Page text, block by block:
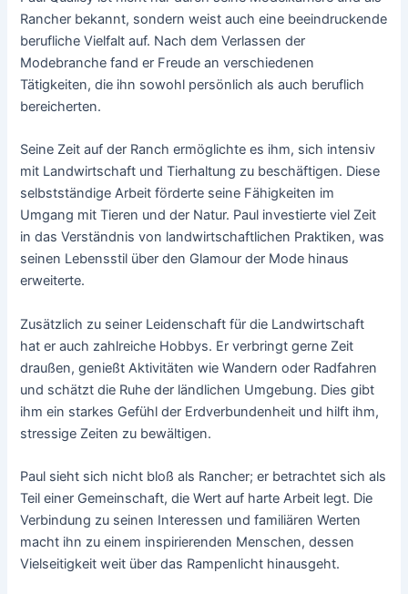
Rancher bekannt, sondern weist auch eine beeindruckende
berufliche Vielfalt auf. Nach dem Verlassen der
Modebranche fand er Freude an verschiedenen
Tätigkeiten, die ihn sowohl persönlich als auch beruflich
bereicherten.
Seine Zeit auf der Ranch ermöglichte es ihm, sich intensiv
mit Landwirtschaft und Tierhaltung zu beschäftigen. Diese
selbstständige Arbeit förderte seine Fähigkeiten im
Umgang mit Tieren und der Natur. Paul investierte viel Zeit
in das Verständnis von landwirtschaftlichen Praktiken, was
seinen Lebensstil über den Glamour der Mode hinaus
erweiterte.
Zusätzlich zu seiner Leidenschaft für die Landwirtschaft
hat er auch zahlreiche Hobbys. Er verbringt gerne Zeit
draußen, genießt Aktivitäten wie Wandern oder Radfahren
und schätzt die Ruhe der ländlichen Umgebung. Dies gibt
ihm ein starkes Gefühl der Erdverbundenheit und hilft ihm,
stressige Zeiten zu bewältigen.
Paul sieht sich nicht bloß als Rancher; er betrachtet sich als
Teil einer Gemeinschaft, die Wert auf harte Arbeit legt. Die
Verbindung zu seinen Interessen und familiären Werten
macht ihn zu einem inspirierenden Menschen, dessen
Vielseitigkeit weit über das Rampenlicht hinausgeht.